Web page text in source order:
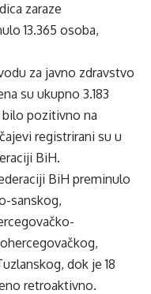
zaraze
13.365 osoba,
za javno zdravstvo
su ukupno 3.183
bilo pozitivno na
registrirani su u
BiH.
BiH preminulo
sanskog,
dok je 18
retroaktivno.